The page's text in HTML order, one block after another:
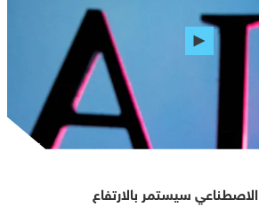
سيستمر بالارتفاع